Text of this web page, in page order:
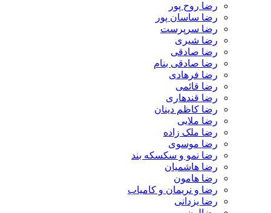
رضا روح پور
رضا ساسان پور
رضا سرپرست
رضا شیری
رضا صادقی
رضا صادقی بنام
رضا فرهادی
رضا قائمی
رضا قندهاری
رضا کاظم دینان
رضا ملایی
رضا ملک زاده
رضا موسوی
رضا نمو و سکسکه بند
رضا هاشمیان
رضا هامون
رضا و نریمان و کامیاب
رضا یزدانی